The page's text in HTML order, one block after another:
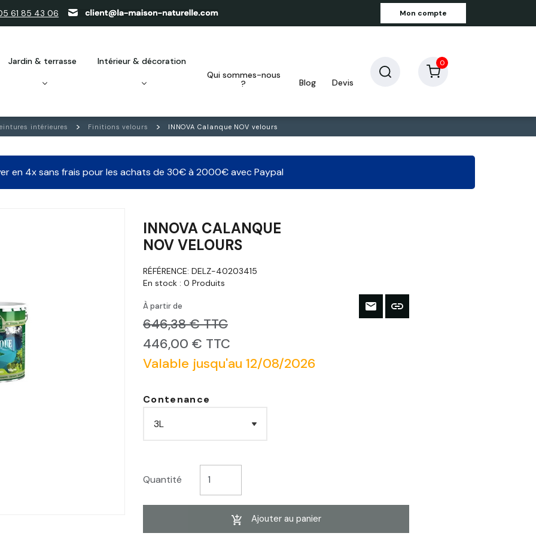
61 85 43 06 Mon compte
jardin & terrasse
intérieur & décoration
qui sommes-nous
?
blog devis
0
intérieures Finitions velours INNOVA Calanque NOV velours
en 4x sans frais pour les achats de 30€ à 2000€ avec Paypal
INNOVA CALANQUE
NOV VELOURS
RÉFÉRENCE: DELZ-40203415
En stock : 0 Produits
À partir de
646,38 € TTC
446,00 € TTC
Valable jusqu'au 12/08/2026
Contenance
Quantité
Ajouter au panier